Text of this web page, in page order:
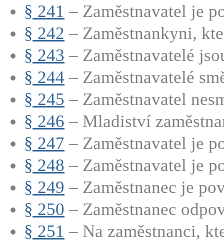
§ 241 – Zaměstnavatel je
§ 242 – Zaměstnankyni,
§ 243 – Zaměstnavatelé
§ 244 – Zaměstnavatelé
§ 245 – Zaměstnavatel
§ 246 – Mladiství
§ 247 – Zaměstnavatel je
§ 248 – Zaměstnavatel je
§ 249 – Zaměstnanec je
§ 250 – Zaměstnanec
§ 251 – Na zaměstnanci,